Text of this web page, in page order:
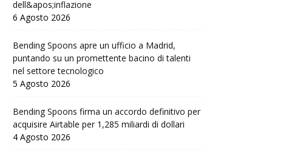
dell&apos;inflazione
6 Agosto 2026
Bending Spoons apre un ufficio a Madrid,
puntando su un promettente bacino di talenti
nel settore tecnologico
5 Agosto 2026
Bending Spoons firma un accordo definitivo per
acquisire Airtable per 1,285 miliardi di dollari
4 Agosto 2026